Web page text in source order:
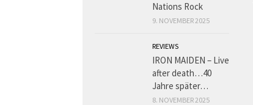
Nations Rock
9. NOVEMBER 2025
REVIEWS
IRON MAIDEN – Live
after death…40
Jahre später…
8. NOVEMBER 2025